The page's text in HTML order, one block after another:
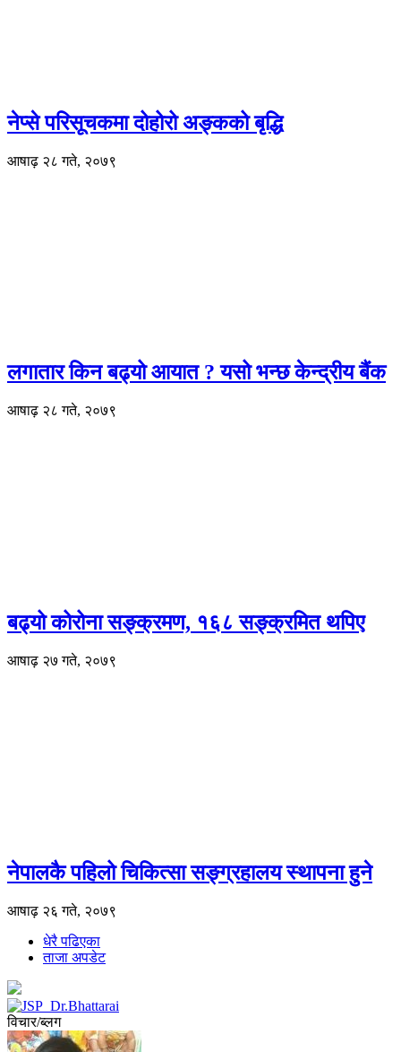
नेप्से परिसूचकमा दोहोरो अङ्कको बृद्धि
आषाढ़ २८ गते, २०७९
लगातार किन बढ्यो आयात ? यसो भन्छ केन्द्रीय बैंक
आषाढ़ २८ गते, २०७९
बढ्यो कोरोना सङ्क्रमण, १६८ सङ्क्रमित थपिए
आषाढ़ २७ गते, २०७९
नेपालकै पहिलो चिकित्सा सङ्ग्रहालय स्थापना हुने
आषाढ़ २६ गते, २०७९
धेरै पढिएका
ताजा अपडेट
विचार/ब्लग